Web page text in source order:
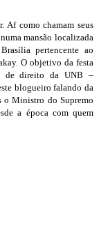
Af como chamam seus
mansão localizada
pertencente ao
O objetivo da festa
de direito da UNB –
blogueiro falando da
o Ministro do Supremo
a época com quem